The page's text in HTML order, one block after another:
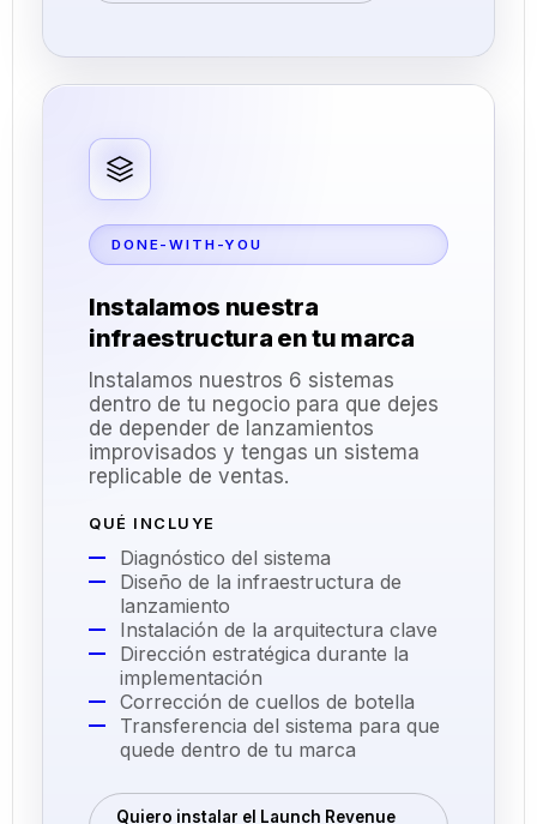
DONE-WITH-YOU
Instalamos nuestra
infraestructura en tu marca
Instalamos nuestros 6 sistemas
dentro de tu negocio para que dejes
de depender de lanzamientos
improvisados y tengas un sistema
replicable de ventas.
QUÉ INCLUYE
Diagnóstico del sistema
Diseño de la infraestructura de
lanzamiento
Instalación de la arquitectura clave
Dirección estratégica durante la
implementación
Corrección de cuellos de botella
Transferencia del sistema para que
quede dentro de tu marca
Quiero instalar el Launch Revenue